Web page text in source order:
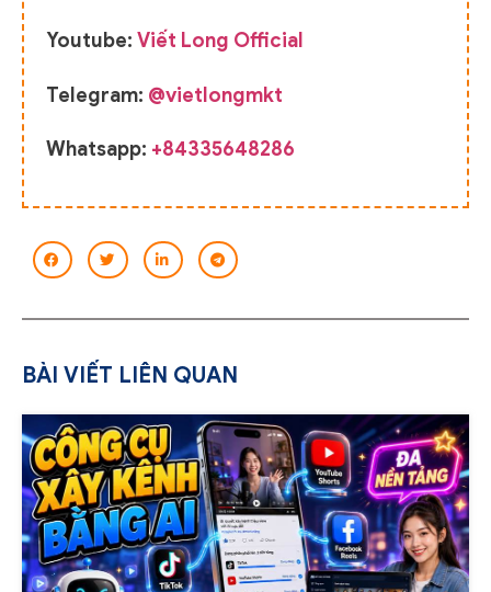
Youtube: Viết Long Official
Telegram: @vietlongmkt
Whatsapp: +84335648286
BÀI VIẾT LIÊN QUAN